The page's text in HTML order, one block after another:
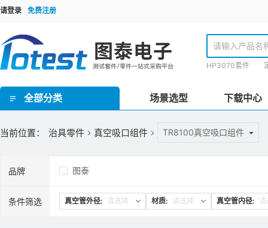
请登录 免费注册
HP3070套件
全部分类 场景选型 下载中心
当前位置： 治具零件 真空吸口组件 TR8100真空吸口组件
品牌 图泰
条件筛选 真空管外径: 请选择 材质: 请选择 真空管内径: 请